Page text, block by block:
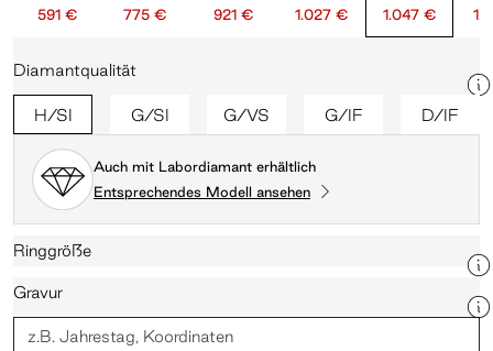
591 € 775 € 921 € 1.027 € 1.047 €
Diamantqualität
H/SI G/SI G/VS G/IF D/IF
Auch mit Labordiamant erhältlich
Entsprechendes Modell ansehen
Ringgröße
Gravur